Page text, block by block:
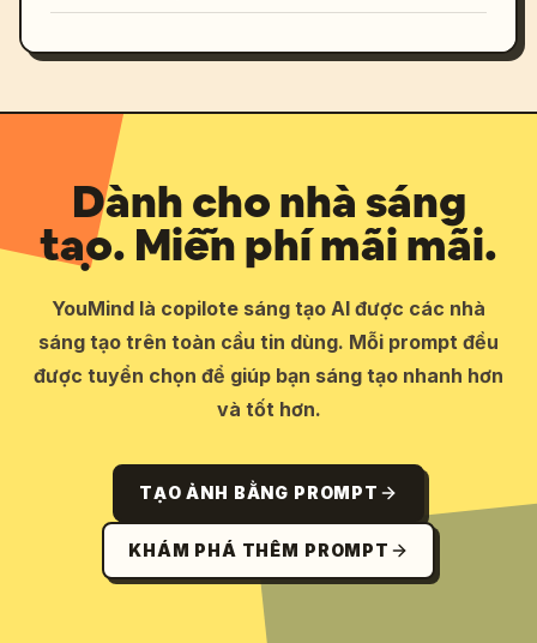
Dành cho nhà sáng
tạo. Miễn phí mãi mãi.
YouMind là copilote sáng tạo AI được các nhà
sáng tạo trên toàn cầu tin dùng. Mỗi prompt đều
được tuyển chọn để giúp bạn sáng tạo nhanh hơn
và tốt hơn.
TẠO ẢNH BẰNG PROMPT
KHÁM PHÁ THÊM PROMPT